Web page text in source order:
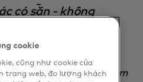
có sẵn - không
tiết kiệm thời
of Data, GlassesUSA.com
cookie
cũng như cookie của
trang web, đo lượng khách